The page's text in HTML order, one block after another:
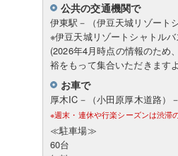
公共の交通機関で
伊東駅－（伊豆天城リゾート
※伊豆天城リゾートシャトル
(2026年4月時点の情報のため
裕をもって集合いただきます
お車で
厚木IC－（小田原厚木道路
※週末・連休や行楽シーズンは渋滞
≪駐車場≫
60台